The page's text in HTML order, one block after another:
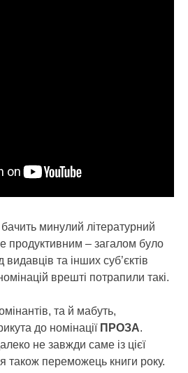
минулий літературний
продуктивним – загалом було
та інших суб’єктів
врешті потрапили такі.
та й мабуть,
до номінації ПРОЗА.
не завжди саме із цієї
також переможець книги року.